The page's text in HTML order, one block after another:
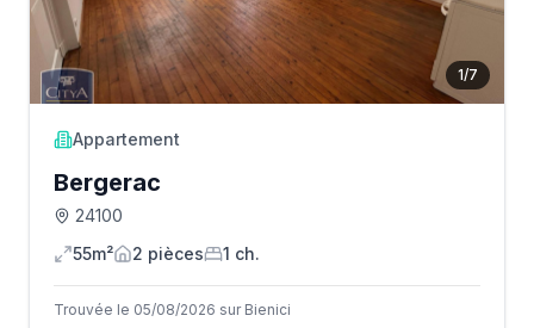
1/7
Appartement
Bergerac
24100
55m²
2 pièces 1 ch.
Trouvée le 05/08/2026 sur Bienici